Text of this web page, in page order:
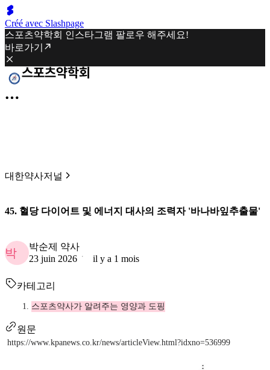
Créé avec Slashpage
스포츠약학회 인스타그램 팔로우 해주세요!
바로가기
대한약사저널
45. 혈당 다이어트 및 에너지 대사의 조력자 '바나바잎추출물'
박
박순제 약사
23 juin 2026
il y a 1 mois
카테고리
스포츠약사가 알려주는 영양과 도핑
원문
https://www.kpanews.co.kr/news/articleView.html?idxno=536999